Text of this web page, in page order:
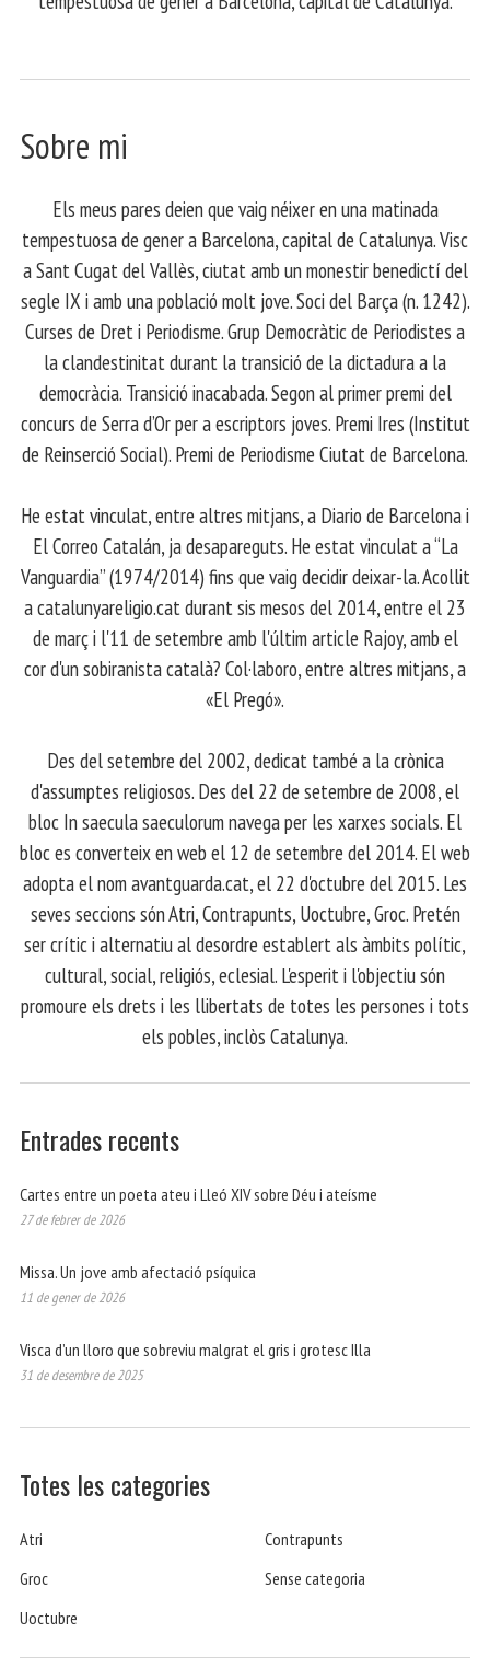
Sobre mi
Els meus pares deien que vaig néixer en una matinada
tempestuosa de gener a Barcelona, capital de Catalunya. Visc
a Sant Cugat del Vallès, ciutat amb un monestir benedictí del
segle IX i amb una població molt jove. Soci del Barça (n. 1242).
Curses de Dret i Periodisme. Grup Democràtic de Periodistes a
la clandestinitat durant la transició de la dictadura a la
democràcia. Transició inacabada. Segon al primer premi del
concurs de Serra d’Or per a escriptors joves. Premi Ires (Institut
de Reinserció Social). Premi de Periodisme Ciutat de Barcelona.
​ He estat vinculat, entre altres mitjans, a Diario de Barcelona i
El Correo Catalán, ja desapareguts. He estat vinculat a “La
Vanguardia” (1974/2014) fins que vaig decidir deixar-la. Acollit
a catalunyareligio.cat durant sis mesos del 2014, entre el 23
de març i l'11 de setembre amb l'últim article Rajoy, amb el
cor d'un sobiranista català? Col·laboro, entre altres mitjans, a
«El Pregó».
​ Des del setembre del 2002, dedicat també a la crònica
d'assumptes religiosos. Des del 22 de setembre de 2008, el
bloc In saecula saeculorum navega per les xarxes socials. El
bloc es converteix en web el 12 de setembre del 2014. El web
adopta el nom avantguarda.cat, el 22 d'octubre del 2015. Les
seves seccions són Atri, Contrapunts, Uoctubre, Groc. Pretén
ser crític i alternatiu al desordre establert als àmbits polític,
cultural, social, religiós, eclesial. L'esperit i l'objectiu són
promoure els drets i les llibertats de totes les persones i tots
els pobles, inclòs Catalunya.
Entrades recents
Cartes entre un poeta ateu i Lleó XIV sobre Déu i ateísme
27 de febrer de 2026
Missa. Un jove amb afectació psíquica
11 de gener de 2026
Visca d’un lloro que sobreviu malgrat el gris i grotesc Illa
31 de desembre de 2025
Totes les categories
Atri
Contrapunts
Groc
Sense categoria
Uoctubre